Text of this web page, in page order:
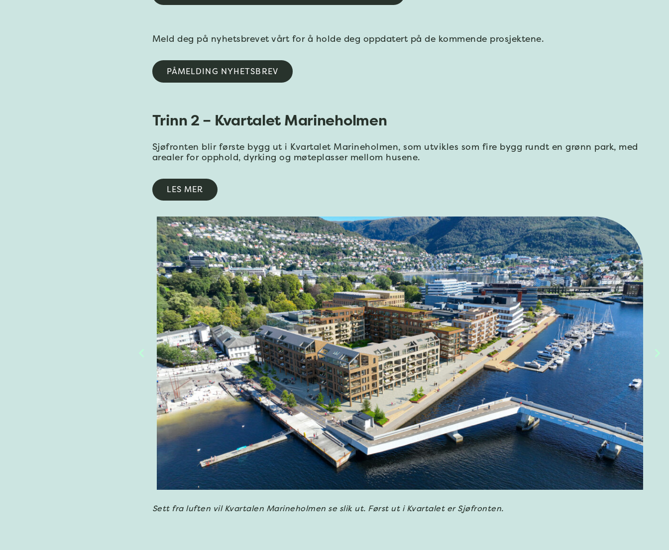
Meld deg på nyhetsbrevet vårt for å holde deg oppdatert på de kommende prosjektene.
PÅMELDING NYHETSBREV
Trinn 2 – Kvartalet Marineholmen
Sjøfronten blir første bygg ut i Kvartalet Marineholmen, som utvikles som fire bygg rundt en grønn park, med
arealer for opphold, dyrking og møteplasser mellom husene.
LES MER
Sett fra luften vil Kvartalen Marineholmen se slik ut. Først ut i Kvartalet er Sjøfronten.